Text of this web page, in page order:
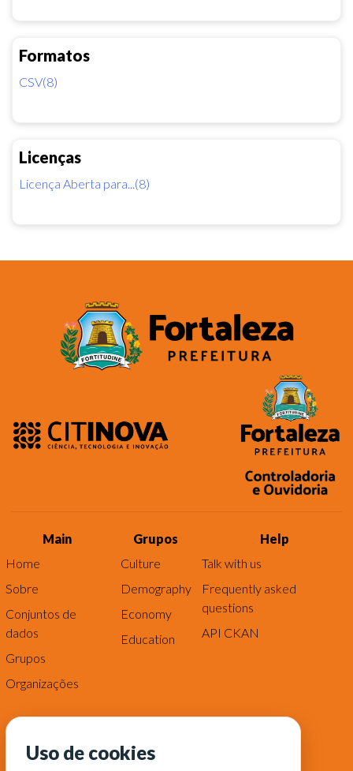
Formatos
CSV(8)
Licenças
Licença Aberta para...(8)
Main
Home
Sobre
Conjuntos de
dados
Grupos
Organizações
Grupos
Culture
Demography
Economy
Education
Help
Talk with us
Frequently asked
questions
API CKAN
Uso de cookies